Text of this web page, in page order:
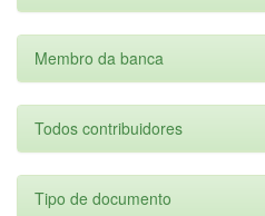
Membro da banca
Todos contribuidores
Tipo de documento